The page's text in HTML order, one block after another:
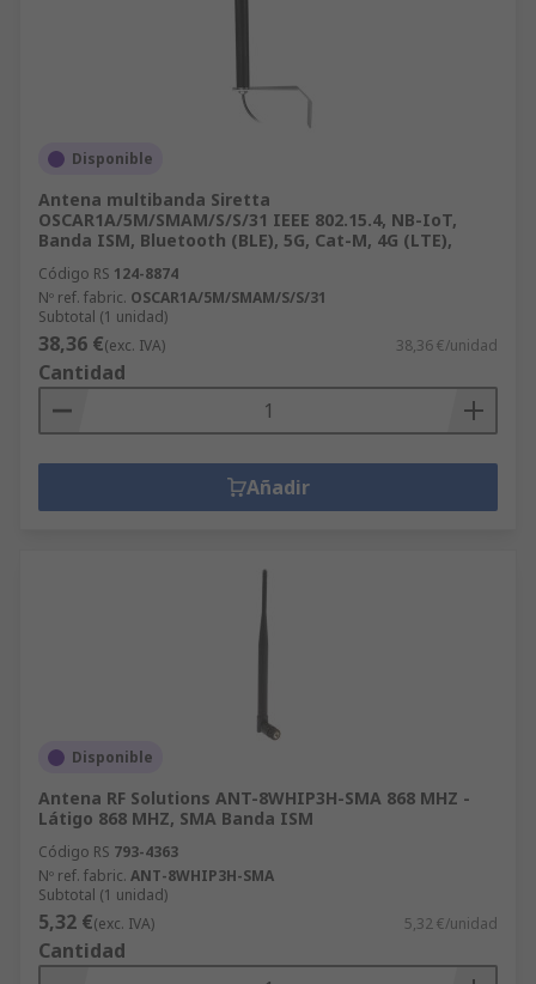
Disponible
Antena multibanda Siretta
OSCAR1A/5M/SMAM/S/S/31 IEEE 802.15.4, NB-IoT,
Banda ISM, Bluetooth (BLE), 5G, Cat-M, 4G (LTE),
Código RS 124-8874
Nº ref. fabric. OSCAR1A/5M/SMAM/S/S/31
Subtotal (1 unidad)
38,36 €(exc. IVA) 38,36 €/unidad
Cantidad
Añadir
Disponible
Antena RF Solutions ANT-8WHIP3H-SMA 868 MHZ -
Látigo 868 MHZ, SMA Banda ISM
Código RS 793-4363
Nº ref. fabric. ANT-8WHIP3H-SMA
Subtotal (1 unidad)
5,32 €(exc. IVA) 5,32 €/unidad
Cantidad